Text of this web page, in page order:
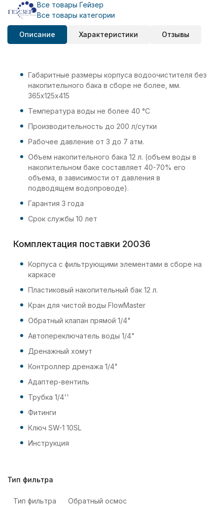
Все товары Гейзер
Все товары категории
Описание Характеристики Отзывы
Габаритные размеры корпуса водоочистителя без
накопительного бака в сборе не более, мм.
365х125х415
Температура воды не более 40 °С
Производительность до 200 л/сутки
Рабочее давление от 3 до 7 атм.
Объем накопительного бака 12 л. (объем воды в
накопительном баке составляет 40-70% его
объема, в зависимости от давления в
подводящем водопроводе).
Гарантия 3 года
Срок службы 10 лет
Комплектация поставки 20036
Корпуса с фильтрующими элементами в сборе на
каркасе
Пластиковый накопительный бак 12 л.
Кран для чистой воды FlowMaster
Обратный клапан прямой 1/4"
Автопереключатель воды 1/4"
Дренажный хомут
Контроллер дренажа 1/4"
Адаптер-вентиль
Трубка 1/4''
Фитинги
Ключ SW-1 10SL
Инструкция
Тип фильтра
Тип фильтра Обратный осмос